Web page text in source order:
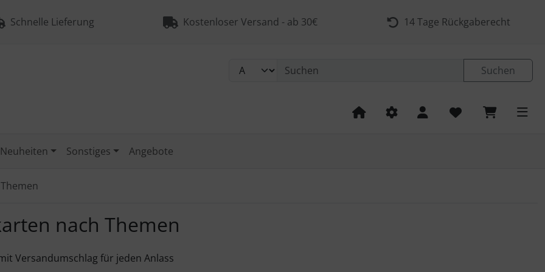
Schnelle Lieferung Kostenloser Versand - ab 30€ 14 Tage Rückgaberecht
Suchen
Neuheiten Sonstiges Angebote
nach Themen
Versandumschlag für jeden Anlass